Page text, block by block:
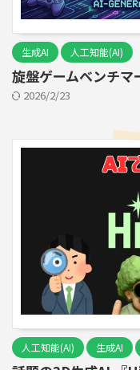
生成AI 人工知能(AI)
旋盤ゲームベンチマ
2026/2/23
人工知能(AI) 生成AI